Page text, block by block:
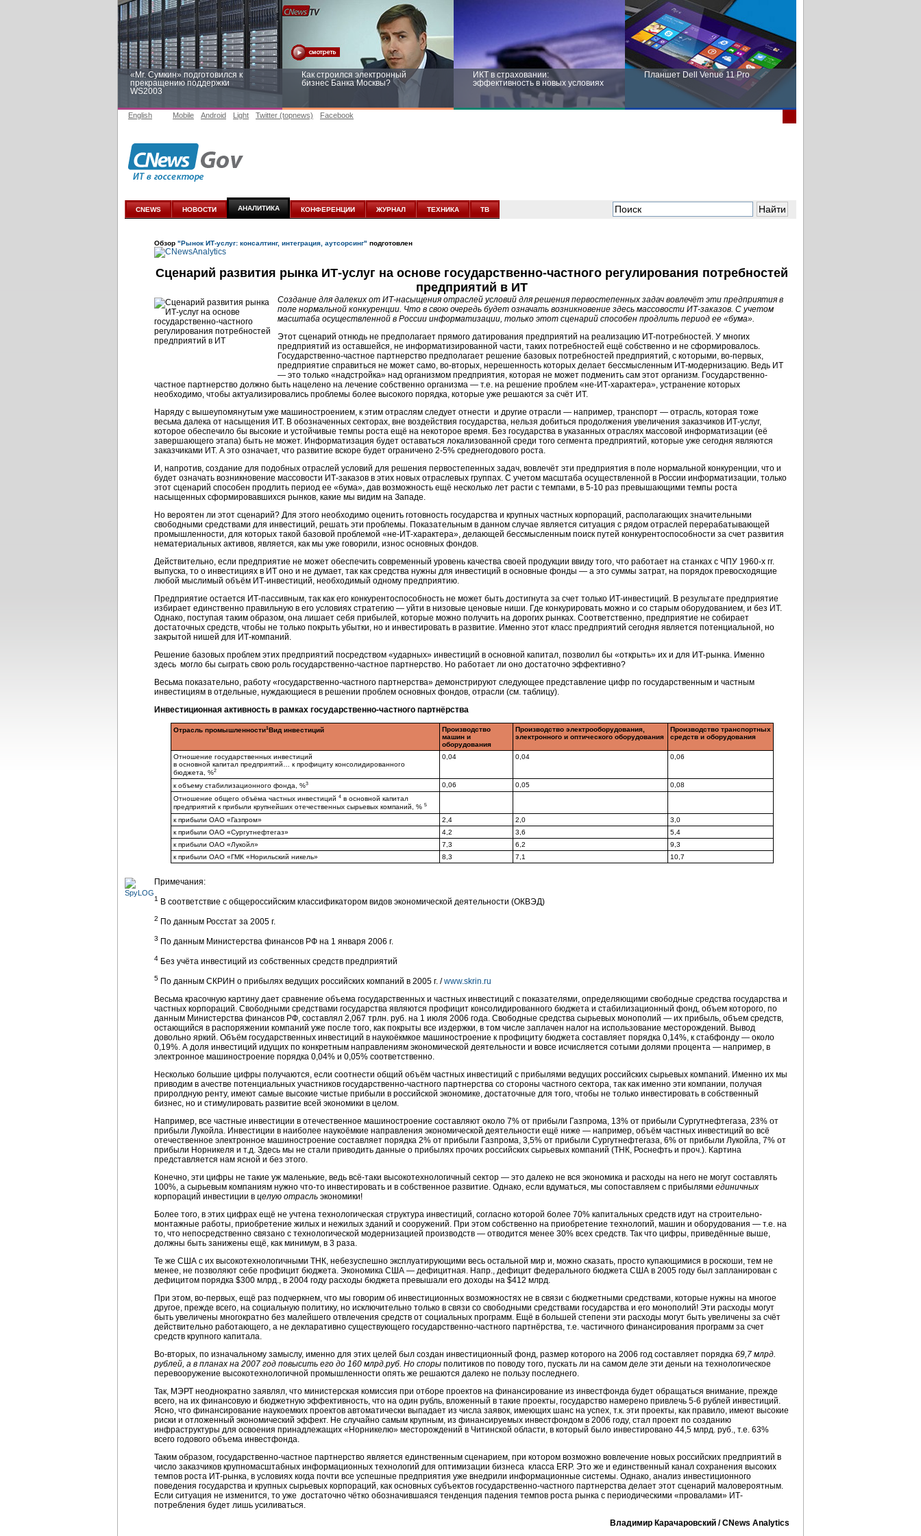
«Mr. Сумкин» подготовился к
прекращению поддержки
WS2003
Как строился электронный
бизнес Банка Москвы?
ИКТ в страховании:
эффективность в новых условиях
Планшет Dell Venue 11 Pro
Заоблачная оптимизация: как
аналитике
новых условиях
English Mobile Android Light Twitter (topnews) Facebook
CNEWS НОВОСТИ АНАЛИТИКА КОНФЕРЕНЦИИ ЖУРНАЛ ТЕХНИКА ТВ
Обзор "Рынок ИТ-услуг: консалтинг, интеграция, аутсорсинг" подготовлен
Сценарий развития рынка ИТ-услуг на основе государственно-частного регулирования потребностей
предприятий в ИТ
Создание для далеких от ИТ-насыщения отраслей условий для решения первостепенных задач вовлечёт эти предприятия в
поле нормальной конкуренции. Что в свою очередь будет означать возникновение здесь массовости ИТ-заказов. С учетом
масштаба осуществленной в России информатизации, только этот сценарий способен продлить период ее «бума».
Этот сценарий отнюдь не предполагает прямого датирования предприятий на реализацию ИТ-потребностей. У многих
предприятий из оставшейся, не информатизированной части, таких потребностей ещё собственно и не сформировалось.
Государственно-частное партнерство предполагает решение базовых потребностей предприятий, с которыми, во-первых,
предприятие справиться не может само, во-вторых, нерешенность которых делает бессмысленным ИТ-модернизацию. Ведь ИТ
— это только «надстройка» над организмом предприятия, которая не может подменить сам этот организм. Государственно-
частное партнерство должно быть нацелено на лечение собственно организма — т.е. на решение проблем «не-ИТ-характера», устранение которых
необходимо, чтобы актуализировались проблемы более высокого порядка, которые уже решаются за счёт ИТ.
Наряду с вышеупомянутым уже машиностроением, к этим отраслям следует отнести и другие отрасли — например, транспорт — отрасль, которая тоже
весьма далека от насыщения ИТ. В обозначенных секторах, вне воздействия государства, нельзя добиться продолжения увеличения заказчиков ИТ-услуг,
которое обеспечило бы высокие и устойчивые темпы роста ещё на некоторое время. Без государства в указанных отраслях массовой информатизации (её
завершающего этапа) быть не может. Информатизация будет оставаться локализованной среди того сегмента предприятий, которые уже сегодня являются
заказчиками ИТ. А это означает, что развитие вскоре будет ограничено 2-5% среднегодового роста.
И, напротив, создание для подобных отраслей условий для решения первостепенных задач, вовлечёт эти предприятия в поле нормальной конкуренции, что и
будет означать возникновение массовости ИТ-заказов в этих новых отраслевых группах. С учетом масштаба осуществленной в России информатизации, только
этот сценарий способен продлить период ее «бума», дав возможность ещё несколько лет расти с темпами, в 5-10 раз превышающими темпы роста
насыщенных сформировавшихся рынков, какие мы видим на Западе.
Но вероятен ли этот сценарий? Для этого необходимо оценить готовность государства и крупных частных корпораций, располагающих значительными
свободными средствами для инвестиций, решать эти проблемы. Показательным в данном случае является ситуация с рядом отраслей перерабатывающей
промышленности, для которых такой базовой проблемой «не-ИТ-характера», делающей бессмысленным поиск путей конкурентоспособности за счет развития
нематериальных активов, является, как мы уже говорили, износ основных фондов.
Действительно, если предприятие не может обеспечить современный уровень качества своей продукции ввиду того, что работает на станках с ЧПУ 1960-х гг.
выпуска, то о инвестициях в ИТ оно и не думает, так как средства нужны для инвестиций в основные фонды — а это суммы затрат, на порядок превосходящие
любой мыслимый объём ИТ-инвестиций, необходимый одному предприятию.
Предприятие остается ИТ-пассивным, так как его конкурентоспособность не может быть достигнута за счет только ИТ-инвестиций. В результате предприятие
избирает единственно правильную в его условиях стратегию — уйти в низовые ценовые ниши. Где конкурировать можно и со старым оборудованием, и без ИТ.
Однако, поступая таким образом, она лишает себя прибылей, которые можно получить на дорогих рынках. Соответственно, предприятие не собирает
достаточных средств, чтобы не только покрыть убытки, но и инвестировать в развитие. Именно этот класс предприятий сегодня является потенциальной, но
закрытой нишей для ИТ-компаний.
Решение базовых проблем этих предприятий посредством «ударных» инвестиций в основной капитал, позволил бы «открыть» их и для ИТ-рынка. Именно
здесь могло бы сыграть свою роль государственно-частное партнерство. Но работает ли оно достаточно эффективно?
Весьма показательно, работу «государственно-частного партнерства» демонстрируют следующее представление цифр по государственным и частным
инвестициям в отдельные, нуждающиеся в решении проблем основных фондов, отрасли (см. таблицу).
Инвестиционная активность в рамках государственно-частного партнёрства
Отрасль промышленности1 Вид инвестиций
Производство
машин и
оборудования
Производство электрооборудования,
электронного и оптического оборудования
Производство транспортных
средств и оборудования
Отношение государственных инвестиций
в основной капитал предприятий… к профициту консолидированного
бюджета, %2
0,04 0,04 0,06
к объему стабилизационного фонда, %3 0,06 0,05
0,08
Отношение общего объёма частных инвестиций 4в основной капитал
предприятий к прибыли крупнейших отечественных сырьевых компаний, % 5
к прибыли ОАО «Газпром» 2,4 2,0
3,0
к прибыли ОАО «Сургутнефтегаз»
4,2 3,6
5,4
к прибыли ОАО «Лукойл»
7,3 6,2
9,3
к прибыли ОАО «ГМК «Норильский никель»
8,3 7,1 10,7
Примечания:
1 В соответствие с общероссийским классификатором видов экономической деятельности (ОКВЭД)
2 По данным Росстат за 2005 г.
3 По данным Министерства финансов РФ на 1 января 2006 г.
4 Без учёта инвестиций из собственных средств предприятий
5 По данным СКРИН о прибылях ведущих российских компаний в 2005 г. /www.skrin.ru
Весьма красочную картину дает сравнение объема государственных и частных инвестиций с показателями, определяющими свободные средства государства и
частных корпораций. Свободными средствами государства являются профицит консолидированного бюджета и стабилизационный фонд, объем которого, по
данным Министерства финансов РФ, составлял 2,067 трлн. руб. на 1 июля 2006 года. Свободные средства сырьевых монополий — их прибыль, объем средств,
остающийся в распоряжении компаний уже после того, как покрыты все издержки, в том числе заплачен налог на использование месторождений. Вывод
довольно яркий. Объём государственных инвестиций в наукоёкмкое машиностроение к профициту бюджета составляет порядка 0,14%, к стабфонду — около
0,19%. А доля инвестиций идущих по конкретным направлениям экономической деятельности и вовсе исчисляется сотыми долями процента — например, в
электронное машиностроение порядка 0,04% и 0,05% соответственно.
Несколько большие цифры получаются, если соотнести общий объём частных инвестиций с прибылями ведущих российских сырьевых компаний. Именно их мы
приводим в ачестве потенциальных участников государственно-частного партнерства со стороны частного сектора, так как именно эти компании, получая
приролдную ренту, имеют самые высокие чистые прибыли в российской экономике, достаточные для того, чтобы не только инвестировать в собственный
бизнес, но и стимулировать развитие всей экономики в целом.
Например, все частные инвестиции в отечественное машиностроение составляют около 7% от прибыли Газпрома, 13% от прибыли Сургутнефтегаза, 23% от
прибыли Лукойла. Инвестиции в наиболее наукоёмкие направления экономической деятельности ещё ниже — например, объём частных инвестиций во всё
отечественное электронное машиностроение составляет порядка 2% от прибыли Газпрома, 3,5% от прибыли Сургутнефтегаза, 6% от прибыли Лукойла, 7% от
прибыли Норникеля и т.д. Здесь мы не стали приводить данные о прибылях прочих российских сырьевых компаний (ТНК, Роснефть и проч.). Картина
представляется нам ясной и без этого.
Конечно, эти цифры не такие уж маленькие, ведь всё-таки высокотехнологичный сектор — это далеко не вся экономика и расходы на него не могут составлять
100%, а сырьевым компаниям нужно что-то инвестировать и в собственное развитие. Однако, если вдуматься, мы сопоставляем с прибылями единичных
корпораций инвестиции в целую отрасль экономики!
Более того, в этих цифрах ещё не учтена технологическая структура инвестиций, согласно которой более 70% капитальных средств идут на строительно-
монтажные работы, приобретение жилых и нежилых зданий и сооружений. При этом собственно на приобретение технологий, машин и оборудования — т.е. на
то, что непосредственно связано с технологической модернизацией производств — отводится менее 30% всех средств. Так что цифры, приведённые выше,
должны быть занижены ещё, как минимум, в 3 раза.
Те же США с их высокотехнологичными ТНК, небезуспешно эксплуатирующими весь остальной мир и, можно сказать, просто купающимися в роскоши, тем не
менее, не позволяют себе профицит бюджета. Экономика США — дефицитная. Напр., дефицит федерального бюджета США в 2005 году был запланирован с
дефицитом порядка $300 млрд., в 2004 году расходы бюджета превышали его доходы на $412 млрд.
При этом, во-первых, ещё раз подчеркнем, что мы говорим об инвестиционных возможностях не в связи с бюджетными средствами, которые нужны на многое
другое, прежде всего, на социальную политику, но исключительно только в связи со свободными средствами государства и его монополий! Эти расходы могут
быть увеличены многократно без малейшего отвлечения средств от социальных программ. Ещё в большей степени эти расходы могут быть увеличены за счёт
действительно работающего, а не декларативно существующего государственно-частного партнёрства, т.е. частичного финансирования программ за счет
средств крупного капитала.
Во-вторых, по изначальному замыслу, именно для этих целей был создан инвестиционный фонд, размер которого на 2006 год составляет порядка 69,7 млрд.
рублей, а в планах на 2007 год повысить его до 160 млрд.руб. Но споры политиков по поводу того, пускать ли на самом деле эти деньги на технологическое
перевооружение высокотехнологичной промышленности опять же решаются далеко не пользу последнего.
Так, МЭРТ неоднократно заявлял, что министерская комиссия при отборе проектов на финансирование из инвестфонда будет обращаться внимание, прежде
всего, на их финансовую и бюджетную эффективность, что на один рубль, вложенный в такие проекты, государство намерено привлечь 5-6 рублей инвестиций.
Ясно, что финансирование наукоемких проектов автоматически выпадает из числа заявок, имеющих шанс на успех, т.к. эти проекты, как правило, имеют высокие
риски и отложенный экономический эффект. Не случайно самым крупным, из финансируемых инвестфондом в 2006 году, стал проект по созданию
инфраструктуры для освоения принадлежащих «Норникелю» месторождений в Читинской области, в который было инвестировано 44,5 млрд. руб., т.е. 63%
всего годового объема инвестфонда.
Таким образом, государственно-частное партнерство является единственным сценарием, при котором возможно вовлечение новых российских предприятий в
число заказчиков крупномасштабных информационных технологий для оптимизации бизнеса класса ERP. Это же и единственный канал сохранения высоких
темпов роста ИТ-рынка, в условиях когда почти все успешные предприятия уже внедрили информационные системы. Однако, анализ инвестиционного
поведения государства и крупных сырьевых корпораций, как основных субъектов государственно-частного партнерства делает этот сценарий маловероятным.
Если ситуация не изменится, то уже достаточно чётко обозначившаяся тенденция падения темпов роста рынка с периодическими «провалами» ИТ-
потребления будет лишь усиливаться.
Владимир Карачаровский /CNews Analytics